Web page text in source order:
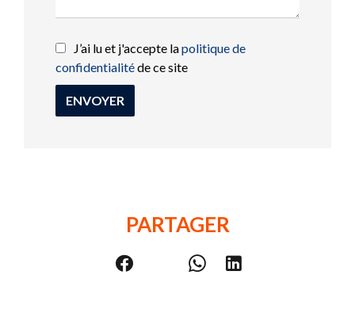
J’ai lu et j'accepte lapolitique de
confidentialitéde ce site
ENVOYER
PARTAGER